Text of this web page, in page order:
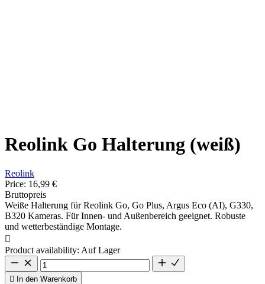
Reolink Go Halterung (weiß)
Reolink
Price: 16,99 €
Bruttopreis
Weiße Halterung für Reolink Go, Go Plus, Argus Eco (AI), G330,
B320 Kameras. Für Innen- und Außenbereich geeignet. Robuste
und wetterbeständige Montage.

Product availability: Auf Lager
 In den Warenkorb